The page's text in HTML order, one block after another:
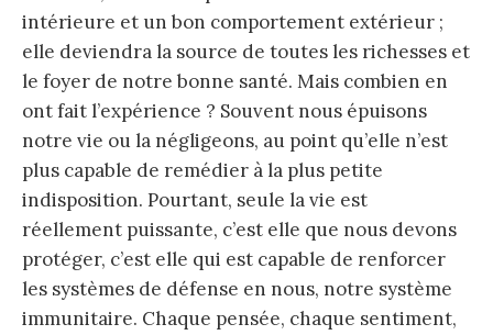
intérieure et un bon comportement extérieur ;
elle deviendra la source de toutes les richesses et
le foyer de notre bonne santé. Mais combien en
ont fait l’expérience ? Souvent nous épuisons
notre vie ou la négligeons, au point qu’elle n’est
plus capable de remédier à la plus petite
indisposition. Pourtant, seule la vie est
réellement puissante, c’est elle que nous devons
protéger, c’est elle qui est capable de renforcer
les systèmes de défense en nous, notre système
immunitaire. Chaque pensée, chaque sentiment,